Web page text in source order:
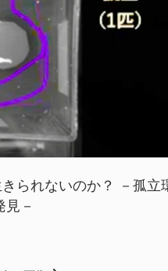
られないのか？ －孤立
－